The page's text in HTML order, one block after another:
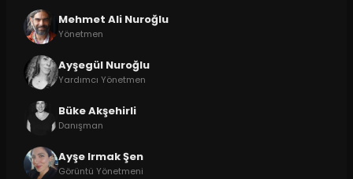
Mehmet Ali Nuroğlu
Yönetmen
Ayşegül Nuroğlu
Yardımcı Yönetmen
Büke Akşehirli
Danışman
Ayşe Irmak Şen
Görüntü Yönetmeni